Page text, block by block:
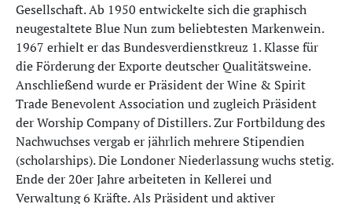
Gesellschaft. Ab 1950 entwickelte sich die graphisch
neugestaltete Blue Nun zum beliebtesten Markenwein.
1967 erhielt er das Bundesverdienstkreuz 1. Klasse für
die Förderung der Exporte deutscher Qualitätsweine.
Anschließend wurde er Präsident der Wine & Spirit
Trade Benevolent Association und zugleich Präsident
der Worship Company of Distillers. Zur Fortbildung des
Nachwuchses vergab er jährlich mehrere Stipendien
(scholarships). Die Londoner Niederlassung wuchs stetig.
Ende der 20er Jahre arbeiteten in Kellerei und
Verwaltung 6 Kräfte. Als Präsident und aktiver